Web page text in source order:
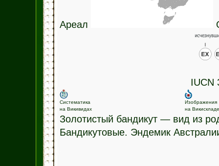
Ареал
IUCN
Систематика
на Викивидах
Изображения
на Викискладе
Золотистый бандикут — вид из
Бандикутовые. Эндемик